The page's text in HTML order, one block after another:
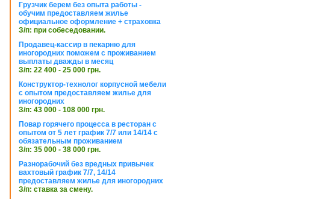
Грузчик берем без опыта работы -
обучим предоставляем жилье
официальное оформление + страховка
З/п: при собеседовании.
Продавец-кассир в пекарню для
иногородних поможем с проживанием
выплаты дважды в месяц
З/п: 22 400 - 25 000 грн.
Конструктор-технолог корпусной мебели
с опытом предоставляем жилье для
иногородних
З/п: 43 000 - 108 000 грн.
Повар горячего процесса в ресторан с
опытом от 5 лет график 7/7 или 14/14 с
обязательным проживанием
З/п: 35 000 - 38 000 грн.
Разнорабочий без вредных привычек
вахтовый график 7/7, 14/14
предоставляем жилье для иногородних
З/п: ставка за смену.